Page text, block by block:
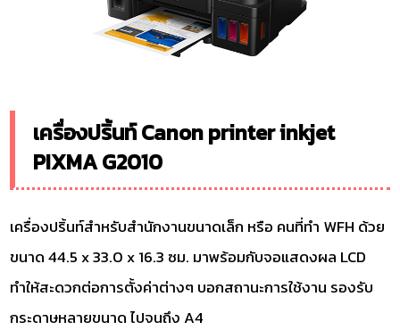
เครื่องปริ้นท์ Canon printer inkjet
PIXMA G2010
เครื่องปริ้นท์สำหรับสำนักงานขนาดเล็ก หรือ คนที่ทำ WFH ด้วย
ขนาด 44.5 x 33.0 x 16.3 ซม. มาพร้อมกับจอแสดงผล LCD
ทำให้สะดวกต่อการตั้งค่าต่างๆ บอกสถานะการใช้งาน รองรับ
กระดาษหลายขนาด ไปจนถึง A4